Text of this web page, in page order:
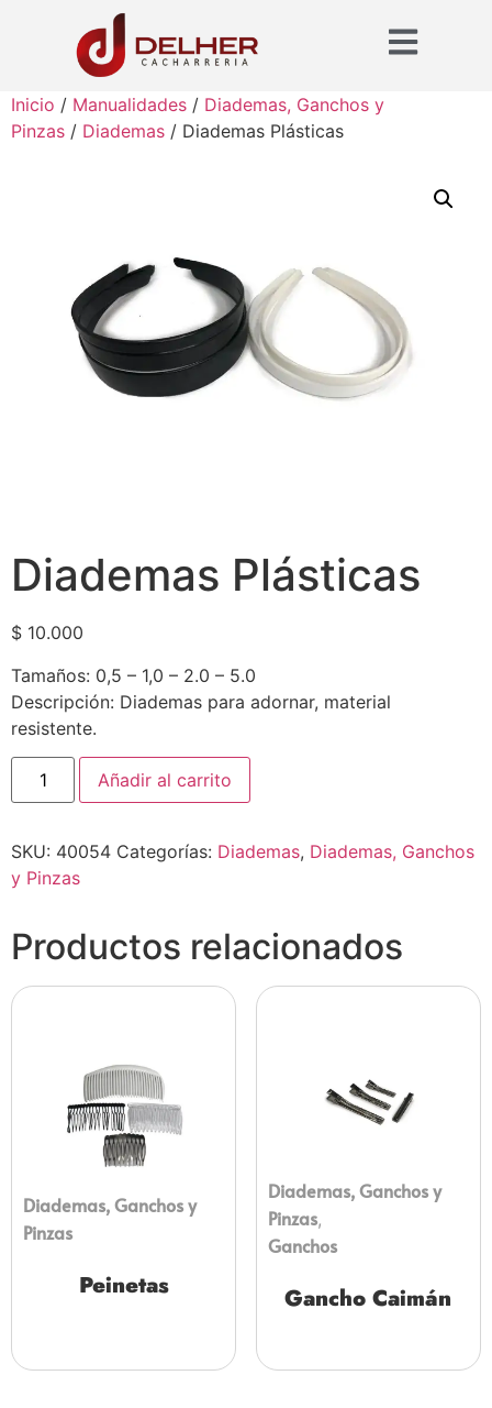
Inicio / Manualidades / Diademas, Ganchos y
Pinzas / Diademas / Diademas Plásticas
Diademas Plásticas
$ 10.000
Tamaños: 0,5 – 1,0 – 2.0 – 5.0
Descripción: Diademas para adornar, material
resistente.
Añadir al carrito
SKU: 40054 Categorías: Diademas, Diademas, Ganchos
y Pinzas
Productos relacionados
Diademas, Ganchos y
Pinzas
Peinetas
Diademas, Ganchos y
Pinzas,
Ganchos
Gancho Caimán